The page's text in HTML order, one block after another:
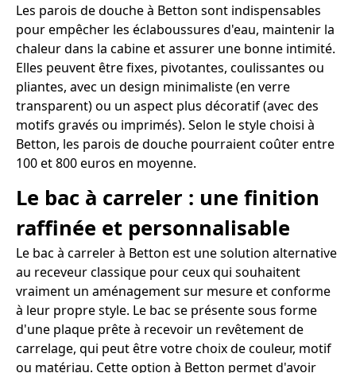
Les parois de douche à Betton sont indispensables
pour empêcher les éclaboussures d'eau, maintenir la
chaleur dans la cabine et assurer une bonne intimité.
Elles peuvent être fixes, pivotantes, coulissantes ou
pliantes, avec un design minimaliste (en verre
transparent) ou un aspect plus décoratif (avec des
motifs gravés ou imprimés). Selon le style choisi à
Betton, les parois de douche pourraient coûter entre
100 et 800 euros en moyenne.
Le bac à carreler : une finition
raffinée et personnalisable
Le bac à carreler à Betton est une solution alternative
au receveur classique pour ceux qui souhaitent
vraiment un aménagement sur mesure et conforme
à leur propre style. Le bac se présente sous forme
d'une plaque prête à recevoir un revêtement de
carrelage, qui peut être votre choix de couleur, motif
ou matériau. Cette option à Betton permet d'avoir